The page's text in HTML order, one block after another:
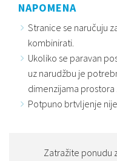
NAPOMENA
Stranice se naručuju
kombinirati.
Ukoliko se paravan
uz narudžbu je
dimenzijama prostora
Potpuno brtvljenje
Zatražite ponudu